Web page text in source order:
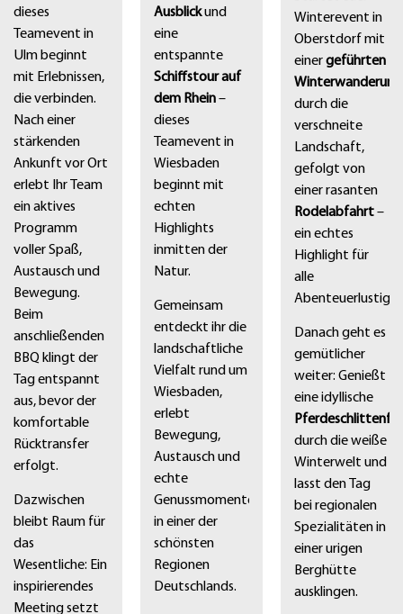
dieses
Teamevent in
Ulm beginnt
mit Erlebnissen,
die verbinden.
Nach einer
stärkenden
Ankunft vor Ort
erlebt Ihr Team
ein aktives
Programm
voller Spaß,
Austausch und
Bewegung.
Beim
anschließenden
BBQ klingt der
Tag entspannt
aus, bevor der
komfortable
Rücktransfer
erfolgt.
Dazwischen
bleibt Raum für
das
Wesentliche: Ein
inspirierendes
Meeting setzt
Ausblickund
eine
entspannte
Schiffstour auf
dem Rhein–
dieses
Teamevent in
Wiesbaden
beginnt mit
echten
Highlights
inmitten der
Natur.
Gemeinsam
entdeckt ihr die
landschaftliche
Vielfalt rund um
Wiesbaden,
erlebt
Bewegung,
Austausch und
echte
Genussmomente
in einer der
schönsten
Regionen
Deutschlands.
Winterevent in
Oberstdorf mit
einergeführten
Winterwanderung
durch die
verschneite
Landschaft,
gefolgt von
einer rasanten
Rodelabfahrt–
ein echtes
Highlight für
alle
Danach geht es
gemütlicher
weiter: Genießt
eine idyllische
durch die weiße
Winterwelt und
lasst den Tag
bei regionalen
Spezialitäten in
einer urigen
Berghütte
ausklingen.